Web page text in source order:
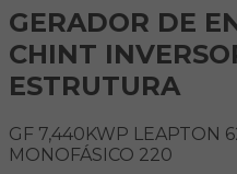
GERADOR DE
CHINT
ESTRUTURA
GF 7,440KWP LEAPTON
MONOFÁSICO 220